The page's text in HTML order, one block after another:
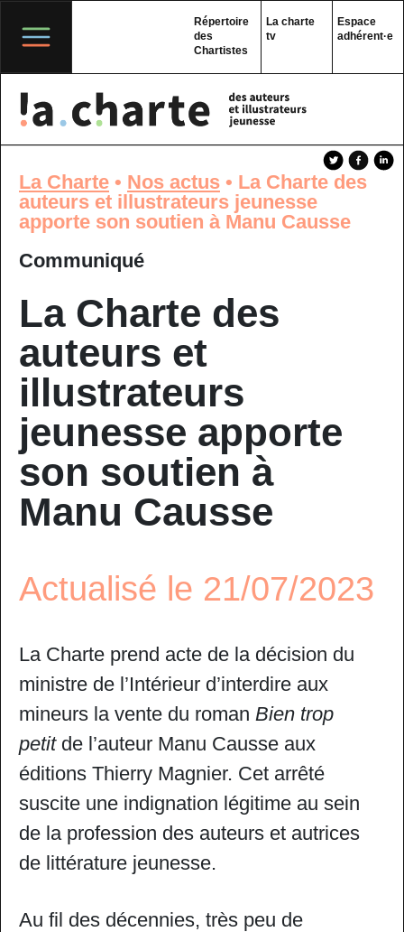
content
Répertoire
des
Chartistes
La charte
tv
Espace
adhérent·e
La Charte • Nos actus • La Charte des
auteurs et illustrateurs jeunesse
apporte son soutien à Manu Causse
Communiqué
La Charte des
auteurs et
illustrateurs
jeunesse apporte
son soutien à
Manu Causse
Actualisé le 21/07/2023
La Charte prend acte de la décision du
ministre de l’Intérieur d’interdire aux
mineurs la vente du roman Bien trop
petit de l’auteur Manu Causse aux
éditions Thierry Magnier. Cet arrêté
suscite une indignation légitime au sein
de la profession des auteurs et autrices
de littérature jeunesse.
Au fil des décennies, très peu de